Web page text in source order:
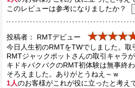
このレビューは参考になりましたか？
投稿者： RMTデビュー
今日人生初のRMTをTWでしました。取
RMTジャックポットさんの取引キャラ
キドキバクバクのRMT初体験は無事終
そろえました。ありがとうねえ～ｗ
1人のお客様がこれが役に立ったと考え